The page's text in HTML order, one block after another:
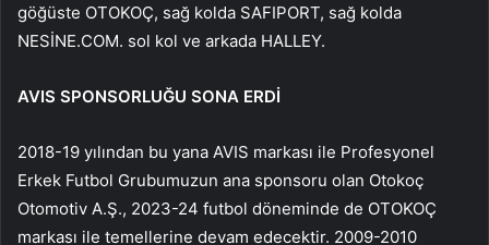
göğüste OTOKOÇ, sağ kolda SAFIPORT, sağ kolda
NESİNE.COM. sol kol ve arkada HALLEY.
AVIS SPONSORLUĞU SONA ERDİ
2018-19 yılından bu yana AVIS markası ile Profesyonel
Erkek Futbol Grubumuzun ana sponsoru olan Otokoç
Otomotiv A.Ş., 2023-24 futbol döneminde de OTOKOÇ
markası ile temellerine devam edecektir. 2009-2010